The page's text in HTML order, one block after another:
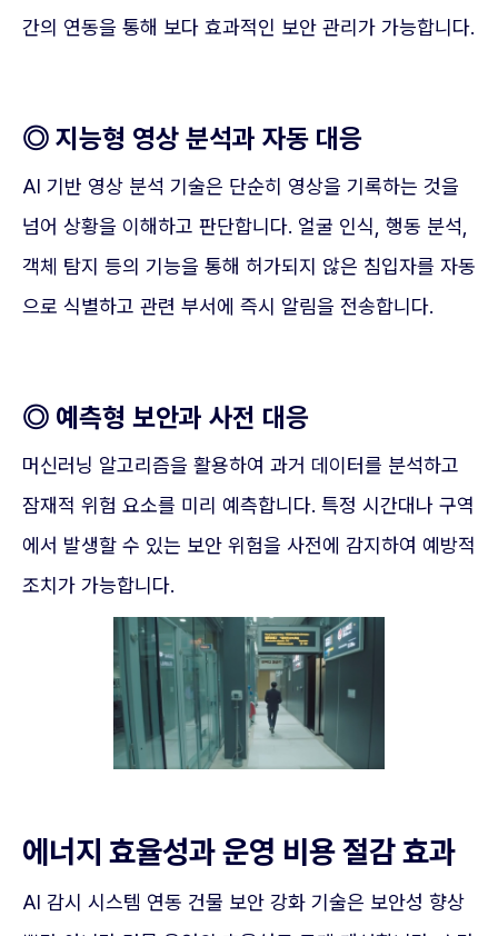
간의 연동을 통해 보다 효과적인 보안 관리가 가능합니다.
◎ 지능형 영상 분석과 자동 대응
AI 기반 영상 분석 기술은 단순히 영상을 기록하는 것을
넘어 상황을 이해하고 판단합니다. 얼굴 인식, 행동 분석,
객체 탐지 등의 기능을 통해 허가되지 않은 침입자를 자동
으로 식별하고 관련 부서에 즉시 알림을 전송합니다.
◎ 예측형 보안과 사전 대응
머신러닝 알고리즘을 활용하여 과거 데이터를 분석하고
잠재적 위험 요소를 미리 예측합니다. 특정 시간대나 구역
에서 발생할 수 있는 보안 위험을 사전에 감지하여 예방적
조치가 가능합니다.
에너지 효율성과 운영 비용 절감 효과
AI 감시 시스템 연동 건물 보안 강화 기술은 보안성 향상